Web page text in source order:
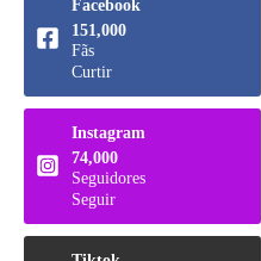
Facebook
151,000
Fãs
Curtir
Instagram
74,000
Seguidores
Seguir